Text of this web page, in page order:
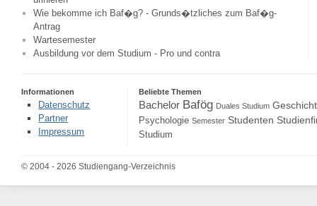
Wie bekomme ich Baf�g? - Grunds�tzliches zum Baf�g-
Antrag
Wartesemester
Ausbildung vor dem Studium - Pro und contra
Informationen
Datenschutz
Partner
Impressum
Beliebte Themen
Bachelor Bafög Duales Studium
Psychologie Semester Studenten
Studium
© 2004 - 2026 Studiengang-Verzeichnis